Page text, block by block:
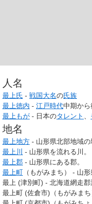
人名
最上氏 - 戦国大名の氏族
最上徳内 - 江戸時代中期か
最上もが - 日本のタレント 、
地名
最上地方 - 山形県北部地域の
最上川 - 山形県を流れる川。
最上郡 - 山形県にある郡。
最上町 （もがみまち） - 山形
最上 (津別町) ‐ 北海道網走郡
最上町 (佐倉市)（もがみま